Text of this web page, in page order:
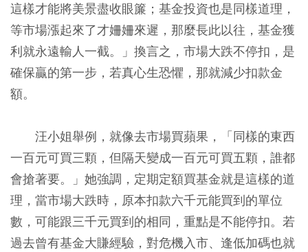
這樣才能將美景盡收眼簾；基金投資也是同樣道理，
等市場漲起來了才姍姍來遲，那麼長此以往，基金獲
利就永遠輸人一截。」換言之，市場大跌不停扣，是
確保贏的第一步，若真心生恐懼，那就減少扣款金
額。
汪小姐舉例，就像去市場買蘋果，「同樣的東西
一百元可買三顆，但隔天變成一百元可買五顆，誰都
會搶著要。」她強調，定期定額買基金就是這樣的道
理，當市場大跌時，原本扣款六千元能買到的單位
數，可能跟三千元買到的相同，重點是不能停扣。若
過去曾有基金大賺經驗，對危機入市、逢低加碼也就